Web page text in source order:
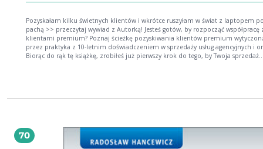
Pozyskałam kilku świetnych klientów i wkrótce ruszyłam w świat z laptopem
pachą >> przeczytaj wywiad z Autorką! Jesteś gotów, by rozpocząć współpracę z
klientami premium? Poznaj ścieżkę pozyskiwania klientów premium wytyczoną
przez praktyka z 10-letnim doświadczeniem w sprzedaży usług agencyjnych i
Biorąc do rąk tę książkę, zrobiłeś już pierwszy krok do tego, by Twoja sprzedaż
Zwiększę sprzedaż pozwoli Ci wybudować odpowiedniej klasy markę osobistą
prezentację tak, by była nowoczesna i atrakcyjna dla klientów z najwyższej
samym Twoje usługi staną się najbardziej pożądanymi na rynku. Rozumiejąc
przyszłych biznesowych partnerów, będziesz w stanie dotrzeć do osób
70